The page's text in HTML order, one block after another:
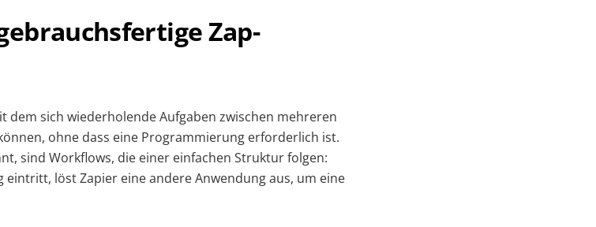
Zap-
dem sich wiederholende Aufgaben zwischen mehreren
ohne dass eine Programmierung erforderlich ist.
sind Workflows, die einer einfachen Struktur folgen:
eintritt, löst Zapier eine andere Anwendung aus, um eine